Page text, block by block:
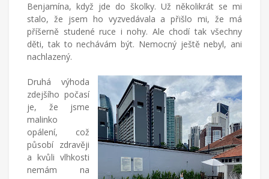
Benjamína, když jde do školky. Už několikrát se mi
stalo, že jsem ho vyzvedávala a přišlo mi, že má
příšerně studené ruce i nohy. Ale chodí tak všechny
děti, tak to nechávám být. Nemocný ještě nebyl, ani
nachlazený.
Druhá výhoda
zdejšího počasí
je, že jsme
malinko
opálení, což
působí zdravěji
a kvůli vlhkosti
nemám na